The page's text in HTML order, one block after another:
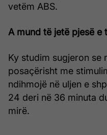
vetëm ABS.
A mund të jetë pjesë e
Ky studim sugjeron se
posaçërisht me
ndihmojë në uljen e
24 deri në 36 minuta
mirë.